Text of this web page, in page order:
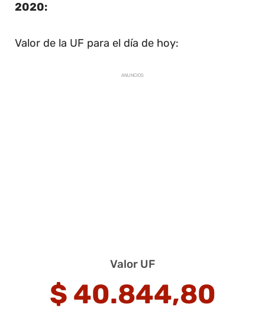
2020:
Valor de la UF para el día de hoy:
ANUNCIOS
Valor UF
$ 40.844,80